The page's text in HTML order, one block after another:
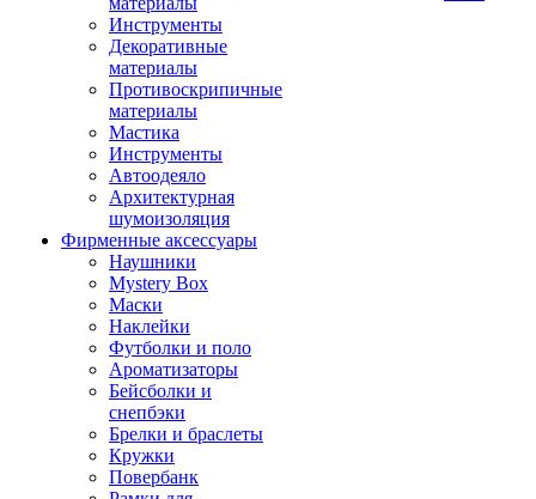
Инструменты
Декоративные
материалы
Противоскрипичные
материалы
Мастика
Инструменты
Автоодеяло
Архитектурная
шумоизоляция
Фирменные аксессуары
Наушники
Mystery Box
Маски
Наклейки
Футболки и поло
Ароматизаторы
Бейсболки и
снепбэки
Брелки и браслеты
Кружки
Повербанк